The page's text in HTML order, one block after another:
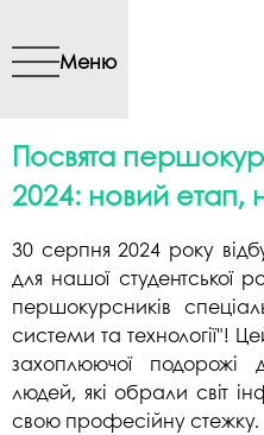
Меню
Посвята
2024: новий етап,
30 серпня 2024 року
для нашої студентської
першокурсників
системи та технології"!
захоплюючої подорожі
людей, які обрали світ
свою професійну стежку.